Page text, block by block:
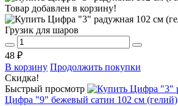
Товар добавлен в корзину!
Грузик для шаров
48 ₽
В корзину Продолжить покупки
Скидка!
Быстрый просмотр
Цифра "9" бежевый сатин 102 см (гелий)